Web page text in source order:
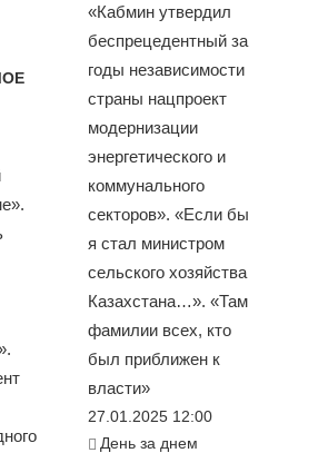
«Кабмин утвердил
беспрецедентный за
годы независимости
страны нацпроект
модернизации
энергетического и
коммунального
секторов». «Если бы
я стал министром
сельского хозяйства
Казахстана…». «Там
фамилии всех, кто
был приближен к
власти»
27.01.2025 12:00
День за днем